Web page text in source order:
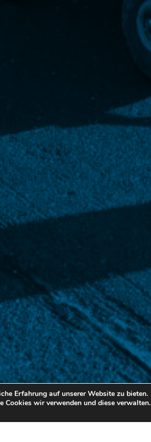
Erfahrung auf unserer Website zu bieten.
Cookies wir verwenden und diese verwalten.